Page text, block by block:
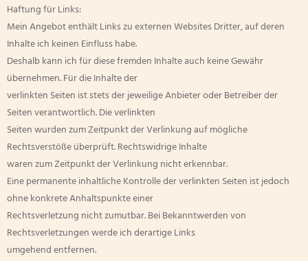
Haftung für Links:
Mein Angebot enthält Links zu externen Websites Dritter, auf deren
Inhalte ich keinen Einfluss habe.
Deshalb kann ich für diese fremden Inhalte auch keine Gewähr
übernehmen. Für die Inhalte der
verlinkten Seiten ist stets der jeweilige Anbieter oder Betreiber der
Seiten verantwortlich. Die verlinkten
Seiten wurden zum Zeitpunkt der Verlinkung auf mögliche
Rechtsverstöße überprüft. Rechtswidrige Inhalte
waren zum Zeitpunkt der Verlinkung nicht erkennbar.
Eine permanente inhaltliche Kontrolle der verlinkten Seiten ist jedoch
ohne konkrete Anhaltspunkte einer
Rechtsverletzung nicht zumutbar. Bei Bekanntwerden von
Rechtsverletzungen werde ich derartige Links
umgehend entfernen.